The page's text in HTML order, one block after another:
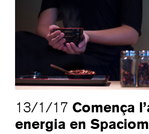
13/1/17 Comença
energia en